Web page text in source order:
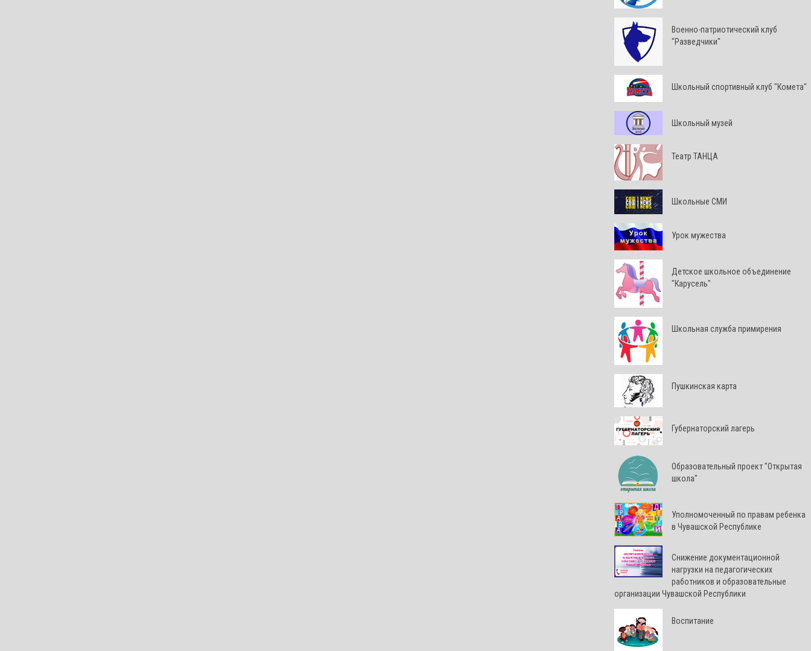
Военно-патриотический клуб
"Разведчики"
Школьный спортивный клуб "Комета"
Школьный музей
Театр ТАНЦА
Школьные СМИ
Урок мужества
Детское школьное объединение
"Карусель"
Школьная служба примирения
Пушкинская карта
Губернаторский лагерь
Образовательный проект "Открытая
школа"
Уполномоченный по правам ребенка
в Чувашской Республике
Снижение документационной
нагрузки на педагогических
работников и образовательные
организации Чувашской Республики
Воспитание